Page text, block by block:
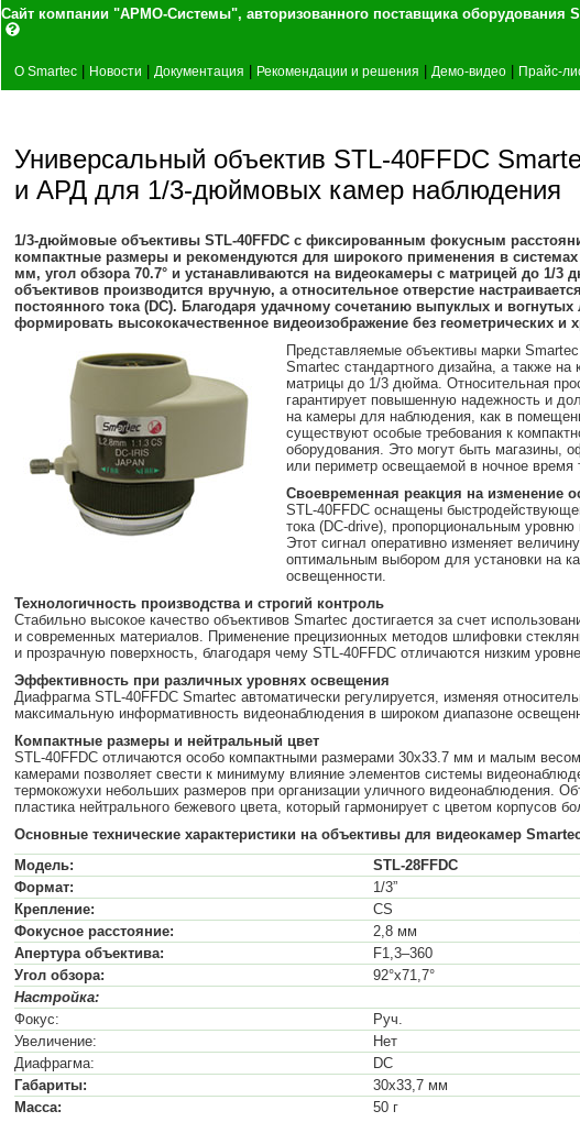
Сайт компании "АРМО-Системы", авторизованного
О Smartec Новости Документация Рекомендации и решения Демо-видео Прайс-
Универсальный объектив STL-40FFDC
и АРД для 1/3-дюймовых камер наблюдения
1/3-дюймовые объективы STL-40FFDC с фиксированным фокусным
компактные размеры и рекомендуются для широкого применения в
мм, угол обзора 70.7° и устанавливаются на видеокамеры с матрицей до 1/3
объективов производится вручную, а относительное отверстие
постоянного тока (DC). Благодаря удачному сочетанию выпуклых и
формировать высококачественное видеоизображение без геометрических и
Представляемые объективы марки
Smartec стандартного дизайна, а также
матрицы до 1/3 дюйма. Относительная
гарантирует повышенную надежность и
на камеры для наблюдения, как в
существуют особые требования к
оборудования. Это могут быть магазины,
или периметр освещаемой в ночное время
Своевременная реакция на изменение
STL-40FFDC оснащены
тока (DC-drive), пропорциональным
Этот сигнал оперативно изменяет
оптимальным выбором для установки на
освещенности.
Технологичность производства и строгий контроль
Стабильно высокое качество объективов Smartec достигается за счет
и современных материалов. Применение прецизионных методов шлифовки
и прозрачную поверхность, благодаря чему STL-40FFDC отличаются низким
Эффективность при различных уровнях освещения
Диафрагма STL-40FFDC Smartec автоматически регулируется, изменяя
максимальную информативность видеонаблюдения в широком диапазоне
Компактные размеры и нейтральный цвет
STL-40FFDC отличаются особо компактными размерами 30х33.7 мм и малым
камерами позволяет свести к минимуму влияние элементов системы
термокожухи небольших размеров при организации уличного видеонаблюдения.
пластика нейтрального бежевого цвета, который гармонирует с цветом корпусов
Основные технические характеристики на объективы для видеокамер
Модель:
STL-28FFDC
Формат:
1/3”
Крепление:
CS
Фокусное расстояние:
2,8 мм
Апертура объектива:
F1,3–360
Угол обзора:
92°х71,7°
Настройка:
Фокус:
Руч.
Увеличение:
Нет
Диафрагма:
DC
Габариты:
30х33,7 мм
Масса:
50 г